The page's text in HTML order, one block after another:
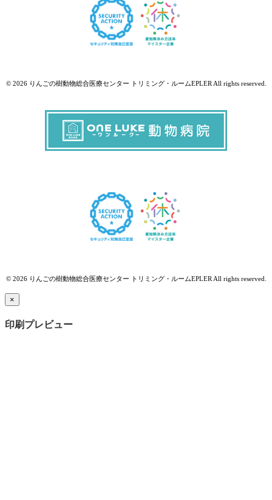
© 2026 りんごの樹動物総合医療センター トリミング・ルームEPLER All rights reserved.
© 2026 りんごの樹動物総合医療センター トリミング・ルームEPLER All rights reserved.
×
印刷プレビュー